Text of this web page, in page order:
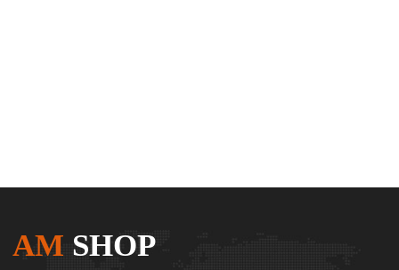
AM SHOP